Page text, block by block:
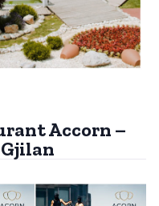
Accorn –